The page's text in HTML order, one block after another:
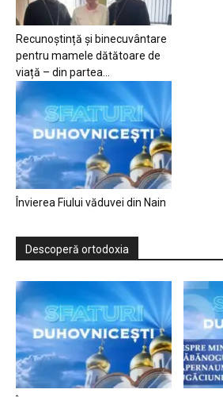
Recunoștință și binecuvântare
pentru mamele dătătoare de
viață – din partea...
Învierea Fiului văduvei din Nain
Descoperă ortodoxia